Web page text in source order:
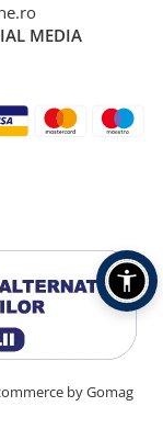
MEDIA
by Gomag